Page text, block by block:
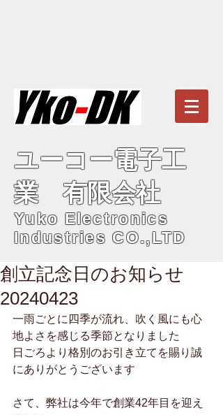
ユーコー電子工
業 有限会社
Yuko Electronics
Industries CO.,LTD
創立記念日のお知らせ
20240423
一雨ごとに四季が流れ、吹く風にも心
地よさを感じる季節となりました
日ごろより格別のお引き立てを賜り誠
にありがとうございます
さて、弊社は今年で創業42年目を迎え